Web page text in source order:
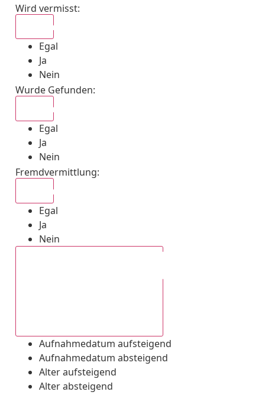
Wird vermisst:
Egal
Ja
Nein
Wurde Gefunden:
Egal
Ja
Nein
Fremdvermittlung:
Egal
Ja
Nein
Aufnahmedatum aufsteigend
Aufnahmedatum absteigend
Alter aufsteigend
Alter absteigend